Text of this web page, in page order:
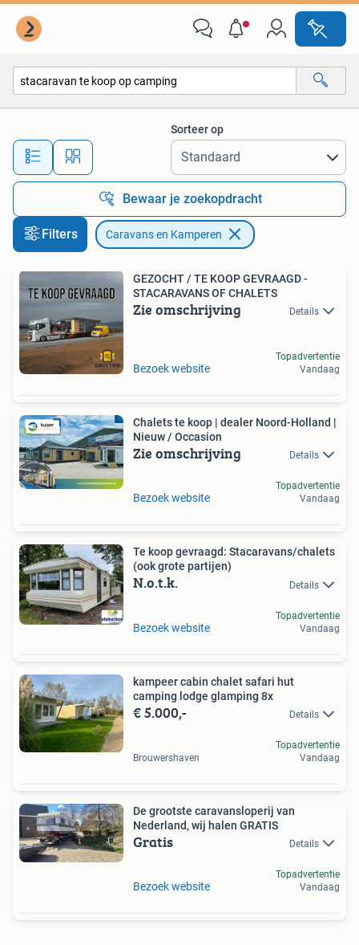
Alle afstanden…
Sorteer op
Bewaar je zoekopdracht
Filters Caravans en Kamperen
GEZOCHT / TE KOOP GEVRAAGD -
STACARAVANS OF CHALETS
Zie omschrijving Details
Bezoek website
Topadvertentie
Vandaag
Chalets te koop | dealer Noord-Holland |
Nieuw / Occasion
Zie omschrijving Details
Bezoek website
Topadvertentie
Vandaag
Te koop gevraagd: Stacaravans/chalets
(ook grote partijen)
N.o.t.k. Details
Bezoek website
Topadvertentie
Vandaag
kampeer cabin chalet safari hut
camping lodge glamping 8x
€ 5.000,- Details
Brouwershaven
Topadvertentie
Vandaag
De grootste caravansloperij van
Nederland, wij halen GRATIS
Gratis Details
Bezoek website
Topadvertentie
Vandaag